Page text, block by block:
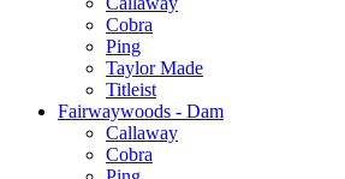
Cobra
Ping
Taylor Made
Titleist
Fairwaywoods - Dam
Callaway
Cobra